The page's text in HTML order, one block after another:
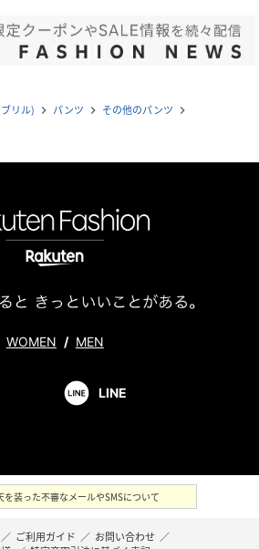
リル) navigate_next パンツ navigate_next その他のパンツ navigate_next
WOMEN / MEN
LINE
を装った不審なメールやSMSについて
／ ご利用ガイド ／ お問い合わせ ／